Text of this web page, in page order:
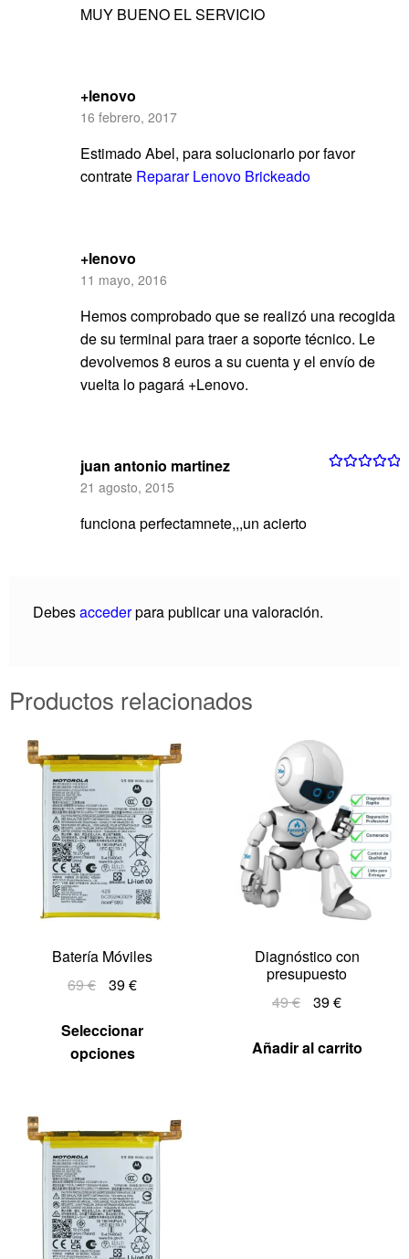
MUY BUENO EL SERVICIO
+lenovo
16 febrero, 2017
Estimado Abel, para solucionarlo por favor
contrate Reparar Lenovo Brickeado
+lenovo
11 mayo, 2016
Hemos comprobado que se realizó una recogida
de su terminal para traer a soporte técnico. Le
devolvemos 8 euros a su cuenta y el envío de
vuelta lo pagará +Lenovo.
juan antonio martinez
21 agosto, 2015
funciona perfectamnete,,,un acierto
Debesaccederpara publicar una valoración.
Productos relacionados
Batería Móviles
69€ 39€
Seleccionar
opciones
Diagnóstico con
presupuesto
49€ 39€
Añadir al carrito